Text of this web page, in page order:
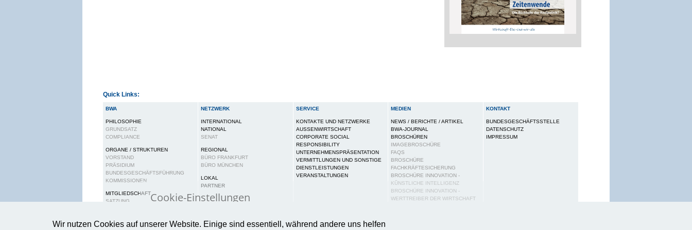
Quick Links:
BWA
PHILOSOPHIE
GRUNDSATZ
COMPLIANCE
ORGANE / STRUKTUREN
VORSTAND
PRÄSIDIUM
BUNDESGESCHÄFTSFÜHRUNG
KOMMISSIONEN
MITGLIEDSCHAFT
SATZUNG
NETZWERK
INTERNATIONAL
NATIONAL
SENAT
REGIONAL
BÜRO FRANKFURT
BÜRO MÜNCHEN
LOKAL
PARTNER
SERVICE
KONTAKTE UND NETZWERKE
AUSSENWIRTSCHAFT
CORPORATE SOCIAL
RESPONSIBILITY
UNTERNEHMENSPRÄSENTATION
VERMITTLUNGEN UND SONSTIGE
DIENSTLEISTUNGEN
VERANSTALTUNGEN
MEDIEN
NEWS / BERICHTE / ARTIKEL
BWA-JOURNAL
BROSCHÜREN
IMAGEBROSCHÜRE
FAQS
BROSCHÜRE
FACHKRÄFTESICHERUNG
BROSCHÜRE INNOVATION -
KÜNSTLICHE INTELLIGENZ
BROSCHÜRE INNOVATION -
WERTTREIBER DER WIRTSCHAFT
KONTAKT
BUNDESGESCHÄFTSSTELLE
DATENSCHUTZ
IMPRESSUM
Wir nutzen Cookies auf unserer Website. Einige sind essentiell, während andere uns helfen
Cookie-Einstellungen
Wir verwenden Cookies auf dieser Webseite, um Ihnen ein bestmögliches Nutzungserlebnis zu
gewährleisten.Weitere Informationen